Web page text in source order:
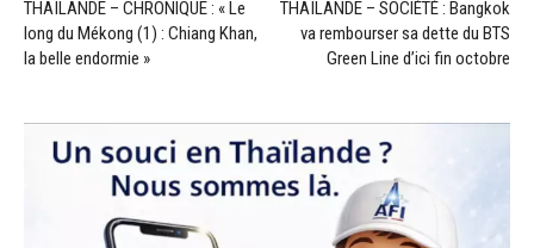
THAÏLANDE – CHRONIQUE : « Le
long du Mékong (1) : Chiang Khan,
la belle endormie »
THAÏLANDE – SOCIÉTÉ : Bangkok
va rembourser sa dette du BTS
Green Line d’ici fin octobre